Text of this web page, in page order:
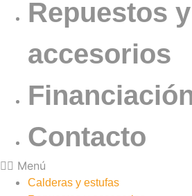
Repuestos y
accesorios
Contacto
Menú
Calderas y estufas